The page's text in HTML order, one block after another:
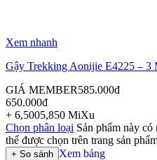
Xem nhanh
Gậy Trekking Aonijie E4225 – 3
GIÁ MEMBER585.000đ
650.000đ
+ 6,5005,850 MiXu
Chọn phân loại Sản phẩm này
thể được chọn trên trang sản
+ So sánh Xem bảng